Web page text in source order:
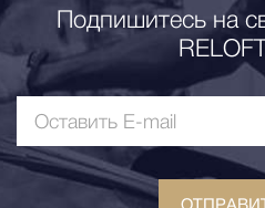
Подпишитесь на